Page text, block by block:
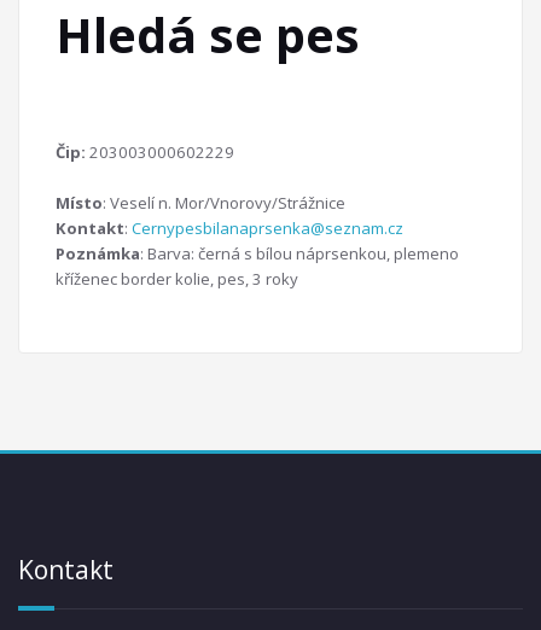
Hledá se pes
Čip: 203003000602229
Místo: Veselí n. Mor/Vnorovy/Strážnice
Kontakt: Cernypesbilanaprsenka@seznam.cz
Poznámka: Barva: černá s bílou náprsenkou, plemeno
kříženec border kolie, pes, 3 roky
Kontakt